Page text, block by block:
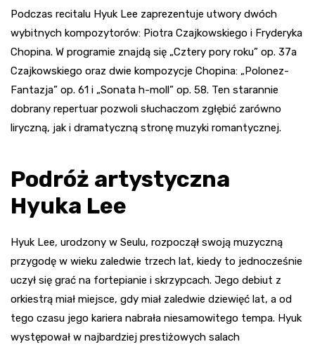
Podczas recitalu Hyuk Lee zaprezentuje utwory dwóch
wybitnych kompozytorów: Piotra Czajkowskiego i Fryderyka
Chopina. W programie znajdą się „Cztery pory roku” op. 37a
Czajkowskiego oraz dwie kompozycje Chopina: „Polonez-
Fantazja” op. 61 i „Sonata h-moll” op. 58. Ten starannie
dobrany repertuar pozwoli słuchaczom zgłębić zarówno
liryczną, jak i dramatyczną stronę muzyki romantycznej.
Podróż artystyczna
Hyuka Lee
Hyuk Lee, urodzony w Seulu, rozpoczął swoją muzyczną
przygodę w wieku zaledwie trzech lat, kiedy to jednocześnie
uczył się grać na fortepianie i skrzypcach. Jego debiut z
orkiestrą miał miejsce, gdy miał zaledwie dziewięć lat, a od
tego czasu jego kariera nabrała niesamowitego tempa. Hyuk
występował w najbardziej prestiżowych salach